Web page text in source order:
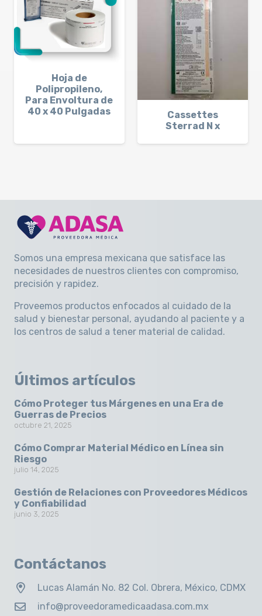
Hoja de
Polipropileno,
Para Envoltura de
40 x 40 Pulgadas
Cassettes
Sterrad N x
Somos una empresa mexicana que satisface las
necesidades de nuestros clientes con compromiso,
precisión y rapidez.
Proveemos productos enfocados al cuidado de la
salud y bienestar personal, ayudando al paciente y a
los centros de salud a tener material de calidad.
Últimos artículos
Cómo Proteger tus Márgenes en una Era de
Guerras de Precios
octubre 21, 2025
Cómo Comprar Material Médico en Línea sin
Riesgo
julio 14, 2025
Gestión de Relaciones con Proveedores Médicos
y Confiabilidad
junio 3, 2025
Contáctanos
Lucas Alamán No. 82 Col. Obrera, México, CDMX
info@proveedoramedicaadasa.com.mx